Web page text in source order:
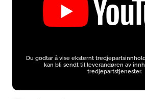
Du godtar å vise eksternt
kan bli sendt til leverandøren av
tredjepartstjenester.